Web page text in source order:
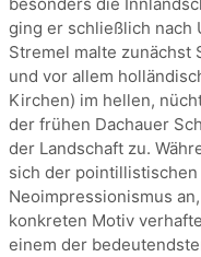
ging er schließlich nach
Stremel malte zunächst
und vor allem
Kirchen) im hellen,
der frühen Dachauer
der Landschaft zu.
sich der
Neoimpressionismus
konkreten Motiv
einem der